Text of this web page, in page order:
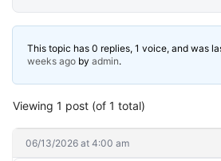
This topic has 0 replies, 1 voice, and was
weeks ago by admin.
Viewing 1 post (of 1 total)
06/13/2026 at 4:00 am